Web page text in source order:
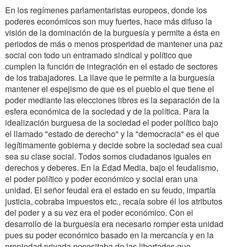
En los regímenes parlamentaristas europeos, donde los
poderes económicos son muy fuertes, hace más difuso la
visión de la dominación de la burguesía y permite a ésta en
periodos de más o menos prosperidad de mantener una paz
social con todo un entramado sindical y político que
cumplen la función de integración en el estado de sectores
de los trabajadores. La llave que le permite a la burguesía
mantener el espejismo de que es el pueblo el que tiene el
poder mediante las elecciones libres es la separación de la
esfera económica de la sociedad y de la política. Para la
idealización burguesa de la sociedad el poder político bajo
el llamado "estado de derecho" y la "democracia" es el que
legítimamente gobierna y decide sobre la sociedad sea cual
sea su clase social. Todos somos ciudadanos iguales en
derechos y deberes. En la Edad Media, bajo el feudalismo,
el poder político y poder económico y social eran una
unidad. El señor feudal era el estado en su feudo, impartía
justicia, cobraba impuestos etc., recaía sobre él los atributos
del poder y a su vez era el poder económico. Con el
desarrollo de la burguesía era necesario romper esta unidad
pues su poder económico basado en la mercancía y en la